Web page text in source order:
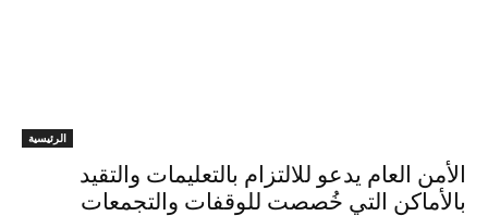
الرئيسية
الأمن العام يدعو للالتزام بالتعليمات والتقيد
بالأماكن التي خُصصت للوقفات والتجمعات